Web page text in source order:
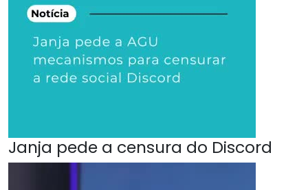
Janja pede a censura do Discord